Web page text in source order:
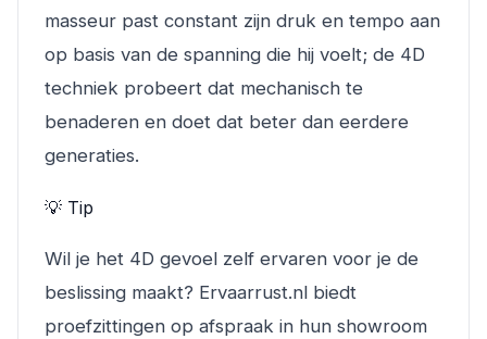
masseur past constant zijn druk en tempo aan
op basis van de spanning die hij voelt; de 4D
techniek probeert dat mechanisch te
benaderen en doet dat beter dan eerdere
generaties.
💡 Tip
Wil je het 4D gevoel zelf ervaren voor je de
beslissing maakt? Ervaarrust.nl biedt
proefzittingen op afspraak in hun showroom